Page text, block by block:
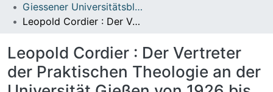
Giessener Universitätsblätter 33 (2000)
Leopold Cordier : Der Vertreter der Praktischen Theologie an der Universität Gießen von 1926 bis 1938
Leopold Cordier : Der Vertreter
der Praktischen Theologie an der